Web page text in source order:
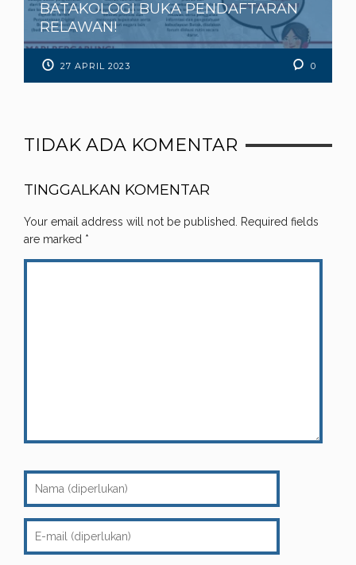
BATAKOLOGI BUKA PENDAFTARAN
RELAWAN!
27 APRIL 2023 0
TIDAK ADA KOMENTAR
TINGGALKAN KOMENTAR
Your email address will not be published. Required fields
are marked *